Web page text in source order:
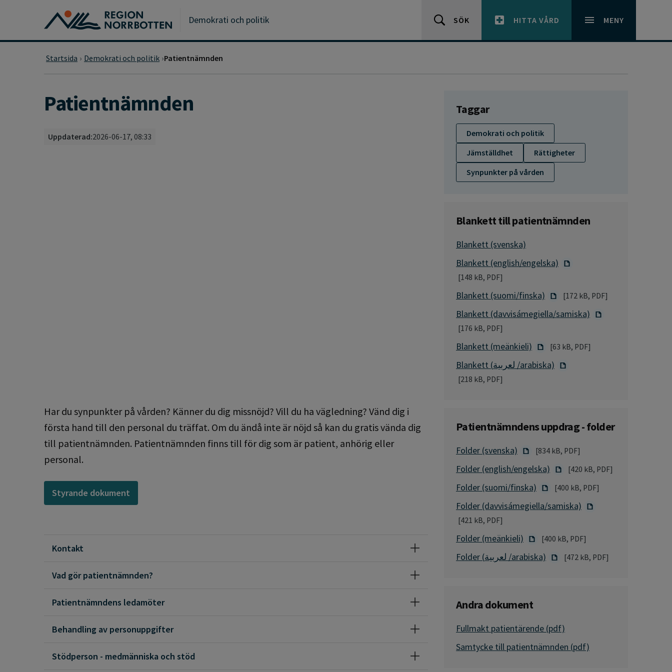
Gå till huvudmeny
Gå till övergripande innehåll
Demokrati och politik SÖK HITTA VÅRD MENY
Startsida Demokrati och politik Patientnämnden
Patientnämnden
Uppdaterad:2026-06-17, 08:33
Har du synpunkter på vården? Känner du dig missnöjd? Vill du ha vägledning? Vänd dig i
första hand till den personal du träffat. Om du ändå inte är nöjd så kan du gratis vända dig
till patientnämnden. Patientnämnden finns till för dig som är patient, anhörig eller
personal.
Styrande dokument
Kontakt
Vad gör patientnämnden?
Patientnämndens ledamöter
Behandling av personuppgifter
Stödperson - medmänniska och stöd
Taggar
Demokrati och politik
Jämställdhet
Rättigheter
Synpunkter på vården
Blankett till patientnämnden
Blankett (svenska)
Blankett (english/engelska)
[148 kB, PDF]
Blankett (suomi/finska) [172 kB, PDF]
Blankett (davvisámegiella/samiska)
[176 kB, PDF]
Blankett (meänkieli) [63 kB, PDF]
Blankett (لعربية /arabiska)
[218 kB, PDF]
Patientnämndens uppdrag - folder
Folder (svenska) [834 kB, PDF]
Folder (english/engelska) [420 kB, PDF]
Folder (suomi/finska) [400 kB, PDF]
Folder (davvisámegiella/samiska)
[421 kB, PDF]
Folder (meänkieli) [400 kB, PDF]
Folder (لعربية /arabiska) [472 kB, PDF]
Andra dokument
Fullmakt patientärende (pdf)
Samtycke till patientnämnden (pdf)